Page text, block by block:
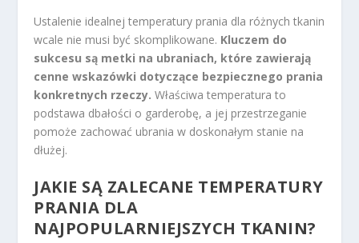
Ustalenie idealnej temperatury prania dla różnych tkanin
wcale nie musi być skomplikowane. Kluczem do
sukcesu są metki na ubraniach, które zawierają
cenne wskazówki dotyczące bezpiecznego prania
konkretnych rzeczy. Właściwa temperatura to
podstawa dbałości o garderobę, a jej przestrzeganie
pomoże zachować ubrania w doskonałym stanie na
dłużej.
JAKIE SĄ ZALECANE TEMPERATURY
PRANIA DLA
NAJPOPULARNIEJSZYCH TKANIN?